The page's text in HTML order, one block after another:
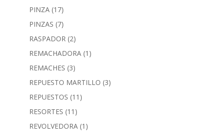
PINZA (17)
PINZAS (7)
RASPADOR (2)
REMACHADORA (1)
REMACHES (3)
REPUESTO MARTILLO (3)
REPUESTOS (11)
RESORTES (11)
REVOLVEDORA (1)